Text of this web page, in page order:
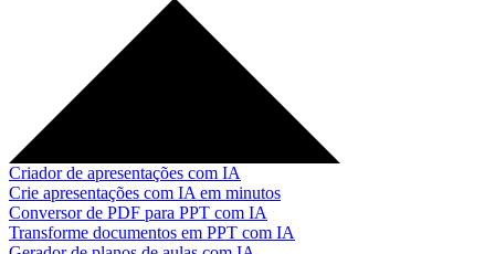
Criador de apresentações com IA
Crie apresentações com IA em minutos
Conversor de PDF para PPT com IA
Transforme documentos em PPT com IA